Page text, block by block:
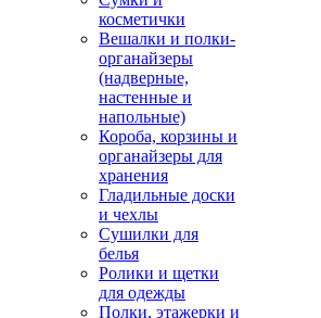
косметички
Вешалки и полки-
органайзеры
(надверные,
настенные и
напольные)
Короба, корзины и
органайзеры для
хранения
Гладильные доски
и чехлы
Сушилки для
белья
Ролики и щетки
для одежды
Полки, этажерки и